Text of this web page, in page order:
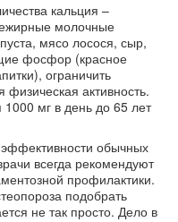
кальция –
молочные
мясо лосося, сыр,
фосфор (красное
ограничить
физическая активность.
мг в день до 65 лет
обычных
всегда рекомендуют
профилактики.
подобрать
не так просто. Дело в